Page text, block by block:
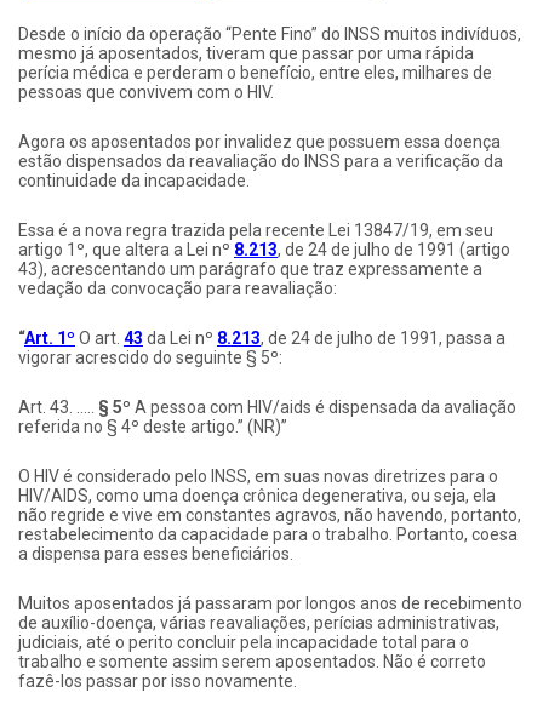
​Desde o início da operação “Pente Fino” do INSS muitos indivíduos,
mesmo já aposentados, tiveram que passar por uma rápida
perícia médica e perderam o benefício, entre eles, milhares de
pessoas que convivem com o HIV.
Agora os aposentados por invalidez que possuem essa doença
estão dispensados da reavaliação do INSS para a verificação da
continuidade da incapacidade.
Essa é a nova regra trazida pela recente Lei 13847/19, em seu
artigo 1º, que altera a Lei nº 8.213, de 24 de julho de 1991 (artigo
43), acrescentando um parágrafo que traz expressamente a
vedação da convocação para reavaliação:​
“Art. 1º O art. 43 da Lei nº 8.213, de 24 de julho de 1991, passa a
vigorar acrescido do seguinte § 5º:
Art. 43. ….. § 5º A pessoa com HIV/aids é dispensada da avaliação
referida no § 4º deste artigo.” (NR)”
O HIV é considerado pelo INSS, em suas novas diretrizes para o
HIV/AIDS, como uma doença crônica degenerativa, ou seja, ela
não regride e vive em constantes agravos, não havendo, portanto,
restabelecimento da capacidade para o trabalho. Portanto, coesa
a dispensa para esses beneficiários.
Muitos aposentados já passaram por longos anos de recebimento
de auxílio-doença, várias reavaliações, perícias administrativas,
judiciais, até o perito concluir pela incapacidade total para o
trabalho e somente assim serem aposentados. Não é correto
fazê-los passar por isso novamente.